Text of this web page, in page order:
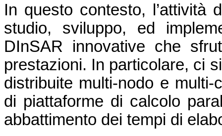
In questo contesto, l’attività
studio, sviluppo, ed
DInSAR innovative che
prestazioni. In particolare, ci
distribuite multi-nodo e
di piattaforme di calcolo
abbattimento dei tempi di